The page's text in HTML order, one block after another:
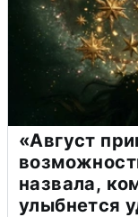
«Август
назвала,
улыбнется